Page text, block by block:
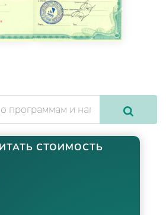
СТОИМОСТЬ